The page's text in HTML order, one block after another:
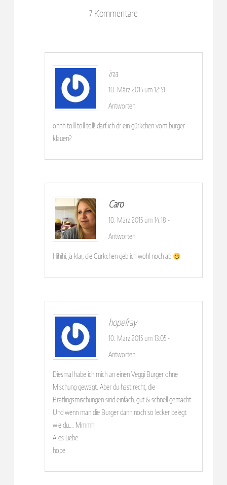
7 Kommentare
ina
10. März 2015 um 12:51 -
Antworten
ohhh tolll toll toll! darf ich dr ein gürkchen vom burger
klauen?
Caro
10. März 2015 um 14:18 -
Antworten
Hihihi, ja klar, die Gürkchen geb ich wohl noch ab
hopefray
10. März 2015 um 13:05 -
Antworten
Diesmal habe ich mich an einen Veggi Burger ohne
Mischung gewagt. Aber du hast recht, die
Bratlingsmischungen sind einfach, gut & schnell gemacht.
Und wenn man die Burger dann noch so lecker belegt
wie du…. Mmmh!
Alles Liebe
hope